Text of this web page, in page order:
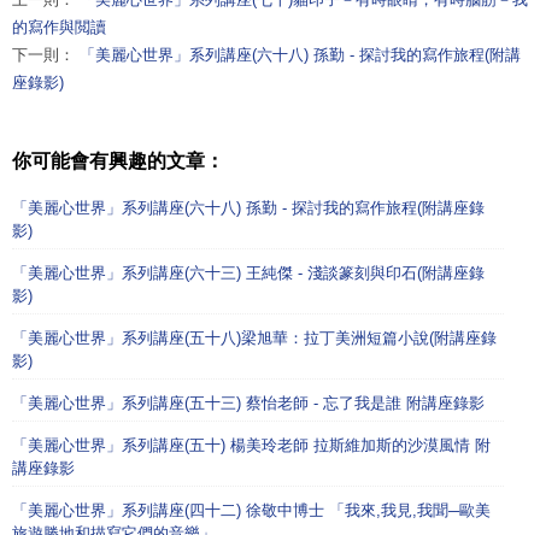
的寫作與閲讀
下一則：
「美麗心世界」系列講座(六十八) 孫勤 - 探討我的寫作旅程(附講
座錄影)
你可能會有興趣的文章：
「美麗心世界」系列講座(六十八) 孫勤 - 探討我的寫作旅程(附講座錄
影)
「美麗心世界」系列講座(六十三) 王純傑 - 淺談篆刻與印石(附講座錄
影)
「美麗心世界」系列講座(五十八)梁旭華：拉丁美洲短篇小說(附講座錄
影)
「美麗心世界」系列講座(五十三) 蔡怡老師 - 忘了我是誰 附講座錄影
「美麗心世界」系列講座(五十) 楊美玲老師 拉斯維加斯的沙漠風情 附
講座錄影
「美麗心世界」系列講座(四十二) 徐敬中博士 「我來,我見,我聞─歐美